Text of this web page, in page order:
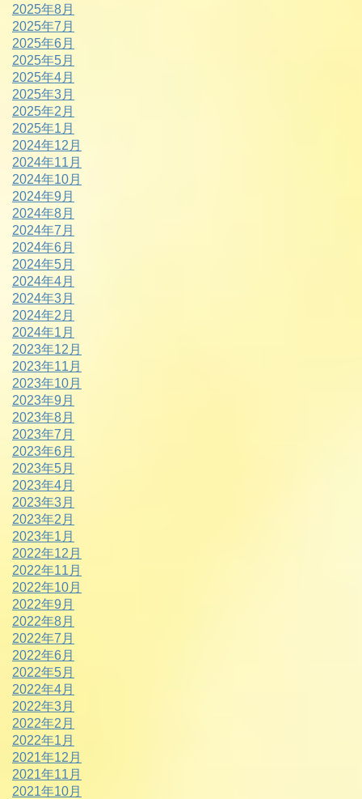
2025年8月
2025年7月
2025年6月
2025年5月
2025年4月
2025年3月
2025年2月
2025年1月
2024年12月
2024年11月
2024年10月
2024年9月
2024年8月
2024年7月
2024年6月
2024年5月
2024年4月
2024年3月
2024年2月
2024年1月
2023年12月
2023年11月
2023年10月
2023年9月
2023年8月
2023年7月
2023年6月
2023年5月
2023年4月
2023年3月
2023年2月
2023年1月
2022年12月
2022年11月
2022年10月
2022年9月
2022年8月
2022年7月
2022年6月
2022年5月
2022年4月
2022年3月
2022年2月
2022年1月
2021年12月
2021年11月
2021年10月